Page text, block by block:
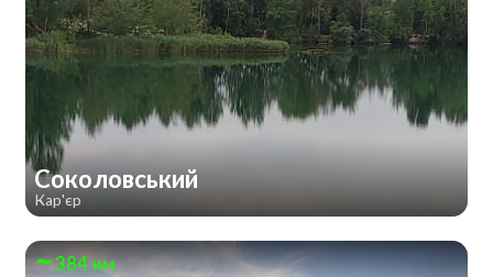
Соколовський
Кар'єр
384 км